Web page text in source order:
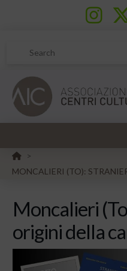
Search
HOME
>
MONCALIERI (TO):
Moncalieri
origini della